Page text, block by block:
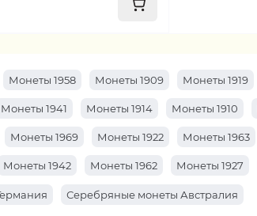
Монеты 1958 Монеты 1909 Монеты 1919
Монеты 1941 Монеты 1914 Монеты 1910
Монеты 1969 Монеты 1922 Монеты 1963
Монеты 1942 Монеты 1962 Монеты 1927
Серебряные монеты Австралия